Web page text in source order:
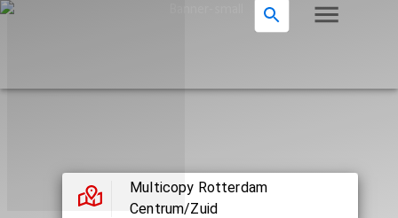
Multicopy Rotterdam
Centrum/Zuid